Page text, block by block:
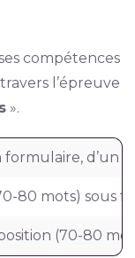
compétences
l’épreuve
».
formulaire,
80 mots) sous
(70-80